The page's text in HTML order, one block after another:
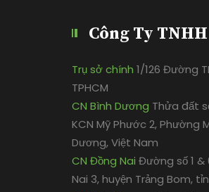
Công Ty
Trụ sở chính 1/126 Đường
TPHCM
CN Bình Dương Thửa đất
KCN Mỹ Phước 2, Phường
Dương, Việt Nam
CN Đồng Nai Đường số 1 &
Nai 3, huyện Trảng Bom,